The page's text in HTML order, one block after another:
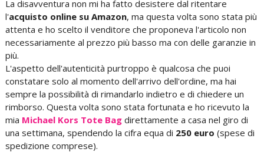
La disavventura non mi ha fatto desistere dal ritentare
l'acquisto online su Amazon, ma questa volta sono stata più
attenta e ho scelto il venditore che proponeva l'articolo non
necessariamente al prezzo più basso ma con delle garanzie in
più.
L'aspetto dell'autenticità purtroppo è qualcosa che puoi
constatare solo al momento dell'arrivo dell'ordine, ma hai
sempre la possibilità di rimandarlo indietro e di chiedere un
rimborso. Questa volta sono stata fortunata e ho ricevuto la
mia Michael Kors Tote Bagdirettamente a casa nel giro di
una settimana, spendendo la cifra equa di 250 euro (spese di
spedizione comprese).